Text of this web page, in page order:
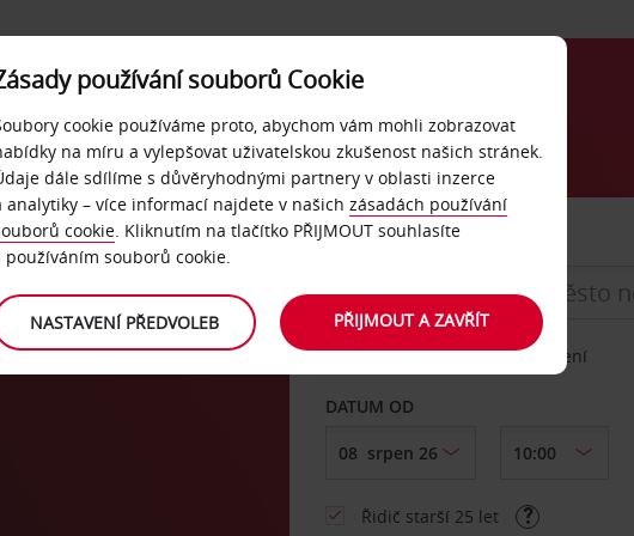
NAŠE SLUŽBY FIREMNÍ ZÁKAZNÍCI
Vyberte si jiné místo vrácení
DATUM OD
Řidič starší 25 let
používání souborů Cookie
cookie používáme proto, abychom vám mohli zobrazovat
na míru a vylepšovat uživatelskou zkušenost našich stránek.
dále sdílíme s důvěryhodnými partnery v oblasti inzerce
analytiky – více informací najdete v našich zásadách používání
cookie. Kliknutím na tlačítko PŘIJMOUT souhlasíte
používáním souborů cookie.
NASTAVENÍ PŘEDVOLEB PŘIJMOUT A ZAVŘÍT